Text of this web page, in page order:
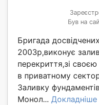
Був на
Бригада
2003р,виконує
перекриття,зі
в приватному
Заливку
Монол... Докладніше